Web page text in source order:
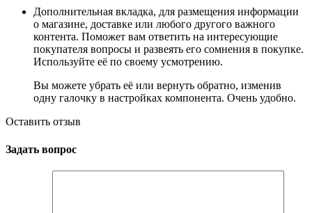
Дополнительная вкладка, для размещения информации
о магазине, доставке или любого другого важного
контента. Поможет вам ответить на интересующие
покупателя вопросы и развеять его сомнения в покупке.
Используйте её по своему усмотрению.
Вы можете убрать её или вернуть обратно, изменив
одну галочку в настройках компонента. Очень удобно.
Оставить отзыв
Задать вопрос